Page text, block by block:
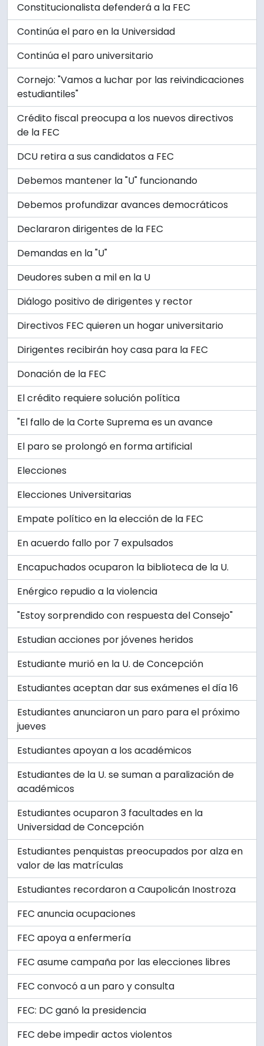
Constitucionalista defenderá a la FEC
Continúa el paro en la Universidad
Continúa el paro universitario
Cornejo: "Vamos a luchar por las reivindicaciones
estudiantiles"
Crédito fiscal preocupa a los nuevos directivos
de la FEC
DCU retira a sus candidatos a FEC
Debemos mantener la "U" funcionando
Debemos profundizar avances democráticos
Declararon dirigentes de la FEC
Demandas en la "U"
Deudores suben a mil en la U
Diálogo positivo de dirigentes y rector
Directivos FEC quieren un hogar universitario
Dirigentes recibirán hoy casa para la FEC
Donación de la FEC
El crédito requiere solución política
"El fallo de la Corte Suprema es un avance
El paro se prolongó en forma artificial
Elecciones
Elecciones Universitarias
Empate político en la elección de la FEC
En acuerdo fallo por 7 expulsados
Encapuchados ocuparon la biblioteca de la U.
Enérgico repudio a la violencia
"Estoy sorprendido con respuesta del Consejo"
Estudian acciones por jóvenes heridos
Estudiante murió en la U. de Concepción
Estudiantes aceptan dar sus exámenes el día 16
Estudiantes anunciaron un paro para el próximo
jueves
Estudiantes apoyan a los académicos
Estudiantes de la U. se suman a paralización de
académicos
Estudiantes ocuparon 3 facultades en la
Universidad de Concepción
Estudiantes penquistas preocupados por alza en
valor de las matrículas
Estudiantes recordaron a Caupolicán Inostroza
FEC anuncia ocupaciones
FEC apoya a enfermería
FEC asume campaña por las elecciones libres
FEC convocó a un paro y consulta
FEC: DC ganó la presidencia
FEC debe impedir actos violentos